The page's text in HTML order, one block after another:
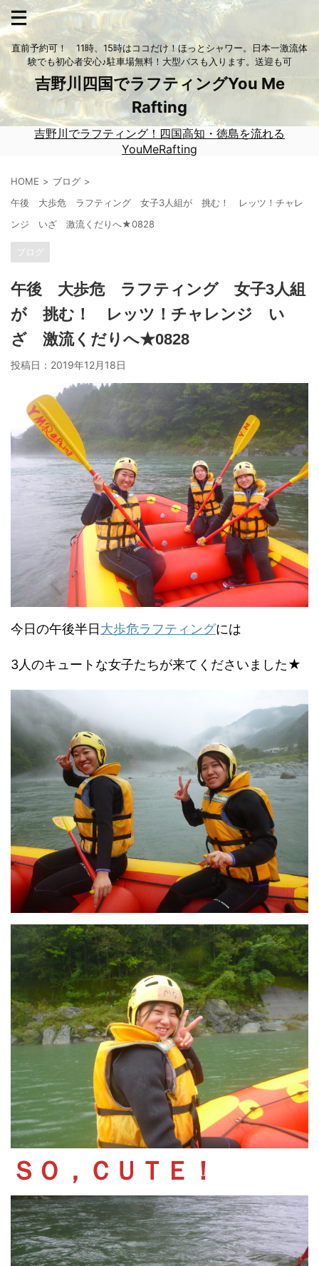
直前予約可！ 11時、15時はココだけ！ほっとシャワー。日本一激流体
験でも初心者安心♪駐車場無料！大型バスも入ります。送迎も可
吉野川四国でラフティングYou Me
Rafting
吉野川でラフティング！四国高知・徳島を流れる
YouMeRafting
HOME
ブログ
午後 大歩危 ラフティング 女子3人組が 挑む！ レッツ！チャレ
ンジ いざ 激流くだりへ★0828
ブログ
午後 大歩危 ラフティング 女子3人組
が 挑む！ レッツ！チャレンジ い
ざ 激流くだりへ★0828
投稿日： 2019年12月18日
今日の午後半日大歩危ラフティングには
3人のキュートな女子たちが来てくださいました★
ＳＯ，ＣＵＴＥ！